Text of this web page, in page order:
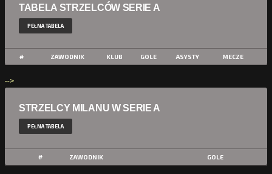
TABELA STRZELCÓW SERIE A
PEŁNA TABELA
# ZAWODNIK KLUB GOLE ASYSTY MECZE
-->
STRZELCY MILANU W SERIE A
PEŁNA TABELA
# ZAWODNIK GOLE